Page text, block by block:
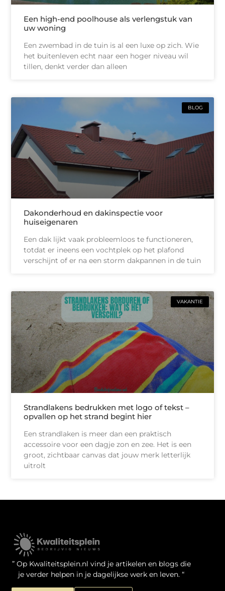
Een high-end poolhouse als verlengstuk van
uw woning
Een zwembad in de tuin is al een luxe op zich. Wie
het buitenleven echt naar een hoger niveau wil
tillen, denkt verder dan alleen
BLOG
Dakonderhoud en dakinspectie voor
huiseigenaren
Een dak lijkt vaak probleemloos te functioneren,
totdat er ineens een vochtplek op het plafond
verschijnt of er na een storm dakpannen in de tuin
VAKANTIE
Strandlakens bedrukken met logo of tekst –
opvallen op het strand begint hier
Een strandlaken is meer dan een praktisch
accessoire voor een dagje zon en zee. Het is een
groot, zichtbaar canvas dat jouw merk letterlijk
uitrolt
” Op Kwaliteitsplein.nl vind je artikelen en blogs die
je verder helpen in je dagelijkse werk en leven. “